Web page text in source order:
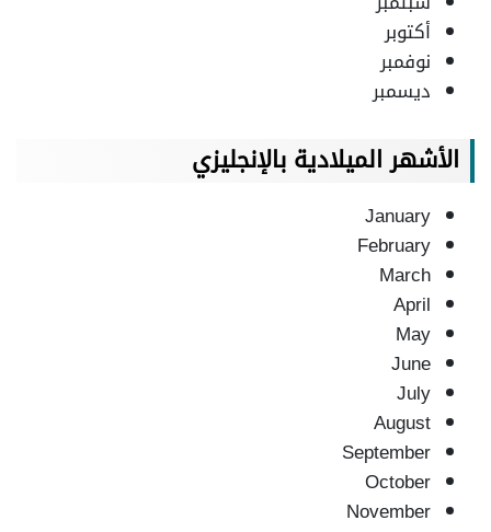
أكتوبر
نوفمبر
ديسمبر
الأشهر الميلادية بالإنجليزي
January
February
March
April
May
June
July
August
September
October
November